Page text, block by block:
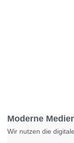
Moderne
Wir nutzen die